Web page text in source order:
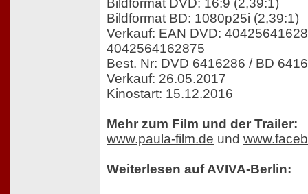
Bildformat DVD: 16:9 (2,39:1)
Bildformat BD: 1080p25i (2,39:1)
Verkauf: EAN DVD:
4042564162875
Best. Nr: DVD 6416286 / BD
Verkauf: 26.05.2017
Kinostart: 15.12.2016
Mehr zum Film und der Trailer:
www.paula-film.de und
Weiterlesen auf AVIVA-Berlin: